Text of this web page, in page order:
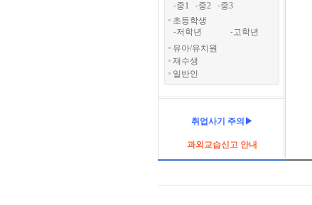
-중1 -중2 -중3
초등학생
-저학년 -고학년
유아/유치원
재수생
일반인
취업사기 주의▶
과외교습신고 안내